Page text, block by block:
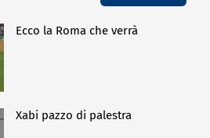
Ecco la Roma che verrà
Xabi pazzo di palestra